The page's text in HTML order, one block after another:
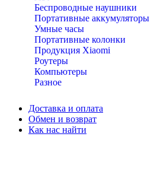
Беспроводные наушники
Портативные аккумуляторы
Умные часы
Портативные колонки
Продукция Xiaomi
Роутеры
Компьютеры
Разное
Доставка и оплата
Обмен и возврат
Как нас найти